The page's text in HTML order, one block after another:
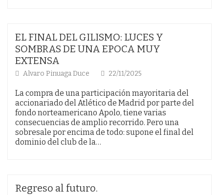
EL FINAL DEL GILISMO: LUCES Y
SOMBRAS DE UNA EPOCA MUY
EXTENSA
Alvaro Pinuaga Duce 22/11/2025
La compra de una participación mayoritaria del
accionariado del Atlético de Madrid por parte del
fondo norteamericano Apolo, tiene varias
consecuencias de amplio recorrido. Pero una
sobresale por encima de todo: supone el final del
dominio del club de la…
Regreso al futuro.